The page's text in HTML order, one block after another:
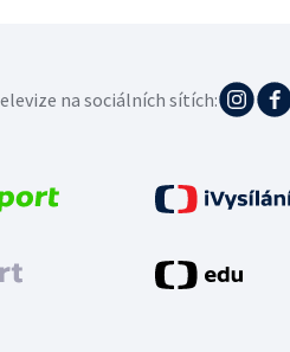
na sociálních sítích: